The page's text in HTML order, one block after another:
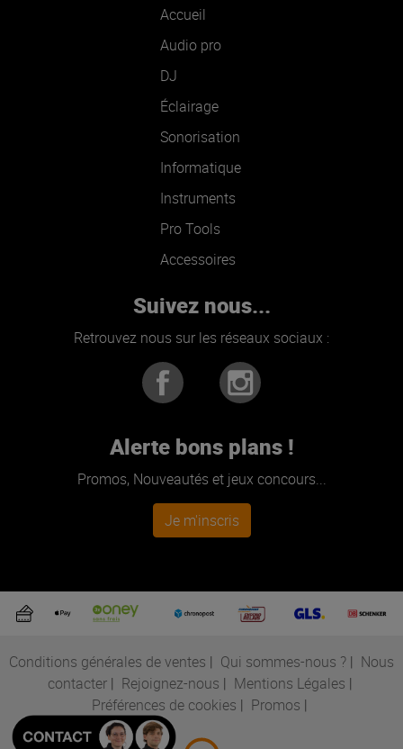
Accueil
Audio pro
DJ
Éclairage
Sonorisation
Informatique
Instruments
Pro Tools
Accessoires
Suivez nous...
Retrouvez nous sur les réseaux sociaux :
Alerte bons plans !
Promos, Nouveautés et jeux concours...
Je m'inscris
Conditions générales de ventes | Qui sommes-nous ? | Nous
contacter| Rejoignez-nous | Mentions Légales |
Préférences de cookies | Promos |